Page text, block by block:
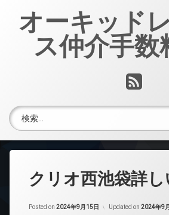
オーキッド
ス仲介手数
RSS
検索:
クリオ西池袋詳し
Posted on 2024年9月15日 Updated on 2024年9